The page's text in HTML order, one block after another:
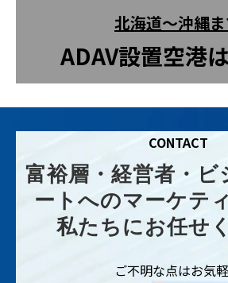
北海道～沖縄
ADAV設置空港
CONTACT
富裕層・経営者・ビ
ートへのマーケテ
私たちにお任せ
ご不明な点はお気